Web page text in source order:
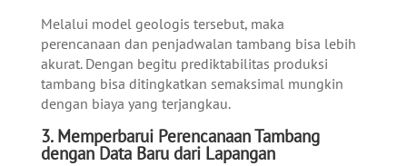
Melalui model geologis tersebut, maka
perencanaan dan penjadwalan tambang bisa lebih
akurat. Dengan begitu prediktabilitas produksi
tambang bisa ditingkatkan semaksimal mungkin
dengan biaya yang terjangkau.
3. Memperbarui Perencanaan Tambang
dengan Data Baru dari Lapangan